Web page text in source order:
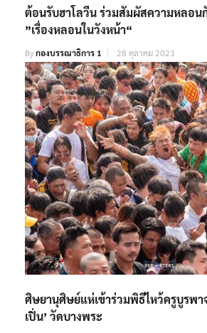
ต้อนรับฮาโลวีน ร่วมสัมผัสความหลอ
”เรื่องหลอนในวังหน้า“
Byกองบรรณาธิการ 1 28 ตุลาคม 2023
ศิษยานุศิษย์แห่เข้าร่วมพิธีไหว้ครูบูรพา
เปิ่น’ วัดบางพระ